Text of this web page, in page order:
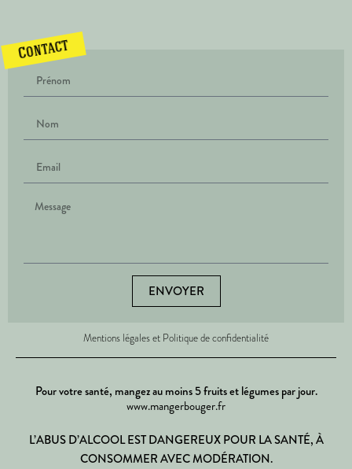
Contact
ENVOYER
Mentions légales et Politique de confidentialité
Pour votre santé, mangez au moins 5 fruits et légumes par jour.
www.mangerbouger.fr
L’ABUS D’ALCOOL EST DANGEREUX POUR LA SANTÉ, À
CONSOMMER AVEC MODÉRATION.